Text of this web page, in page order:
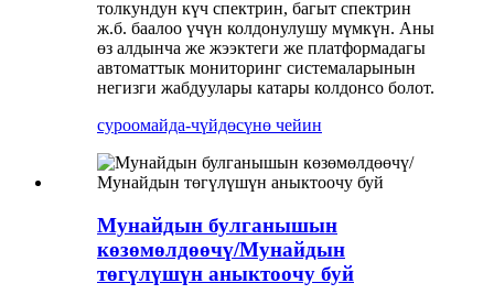
толкундун күч спектрин, багыт спектрин
ж.б. баалоо үчүн колдонулушу мүмкүн. Аны
өз алдынча же жээктеги же платформадагы
автоматтык мониторинг системаларынын
негизги жабдуулары катары колдонсо болот.
суроомайда-чүйдөсүнө чейин
Мунайдын булганышын
көзөмөлдөөчү/Мунайдын
төгүлүшүн аныктоочу буй